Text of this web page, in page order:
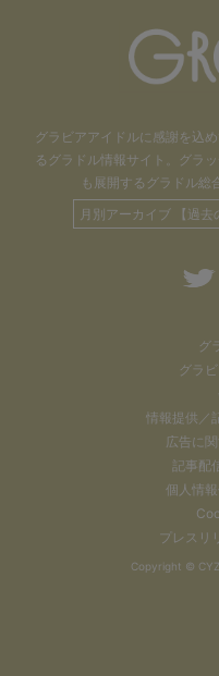
グラビアアイドルに感謝を込め
るグラドル情報サイト。
グラ
も 展開するグラドル総
月別アーカイブ 【過
グ
グラ
情報提供／
広告に
記事配
個人情
プレスリ
Copyright ©